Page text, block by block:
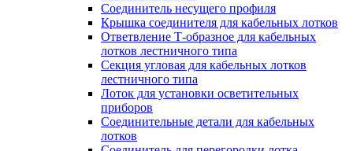
Соединитель несущего профиля
Крышка соединителя для кабельных лотков
Ответвление Т-образное для кабельных
лотков лестничного типа
Секция угловая для кабельных лотков
лестничного типа
Лоток для установки осветительных
приборов
Соединительные детали для кабельных
лотков